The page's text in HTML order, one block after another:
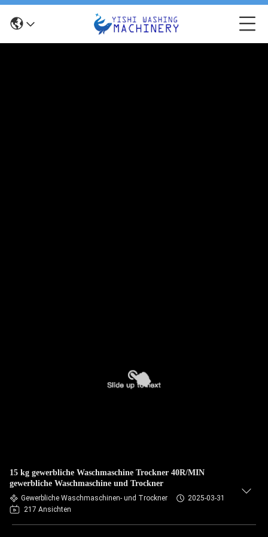
15 kg gewerbliche Waschmaschine Trockner 40R/MIN
gewerbliche Waschmaschine und Trockner
Gewerbliche Waschmaschinen- und Trockner
2025-03-31
217 Ansichten